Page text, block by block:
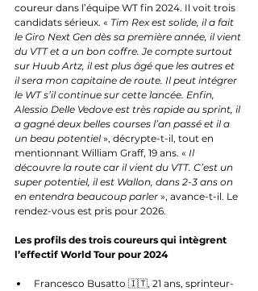
coureur dans l’équipe WT fin 2024. Il voit trois
candidats sérieux. « Tim Rex est solide, il a fait
le Giro Next Gen dès sa première année, il vient
du VTT et a un bon coffre. Je compte surtout
sur Huub Artz, il est plus âgé que les autres et
il sera mon capitaine de route. Il peut intégrer
le WT s’il continue sur cette lancée. Enfin,
Alessio Delle Vedove est très rapide au sprint, il
a gagné deux belles courses l’an passé et il a
un beau potentiel », décrypte-t-il, tout en
mentionnant William Graff, 19 ans. « Il
découvre la route car il vient du VTT. C’est un
super potentiel, il est Wallon, dans 2-3 ans on
en entendra beaucoup parler », avance-t-il. Le
rendez-vous est pris pour 2026.
Les profils des trois coureurs qui intègrent
l’effectif World Tour pour 2024
Francesco Busatto 🇮🇹, 21 ans, sprinteur-